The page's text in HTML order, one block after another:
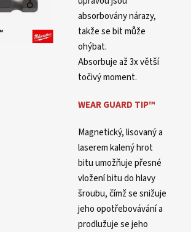
absorbovány nárazy,
takže se bit může
ohýbat.
Absorbuje až 3x větší
točivý moment.
WEAR GUARD TIP™
Magnetický, lisovaný a
laserem kalený hrot
bitu umožňuje přesné
vložení bitu do hlavy
šroubu, čímž se snižuje
jeho opotřebovávání a
prodlužuje se jeho